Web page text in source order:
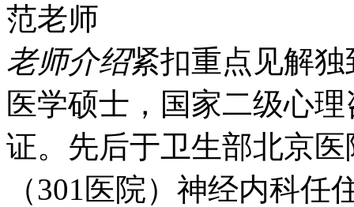
范老师
老师介绍紧扣重点 见解独
医学硕士，国家二级心
证。先后于卫生部北京
（301医院）神经内科